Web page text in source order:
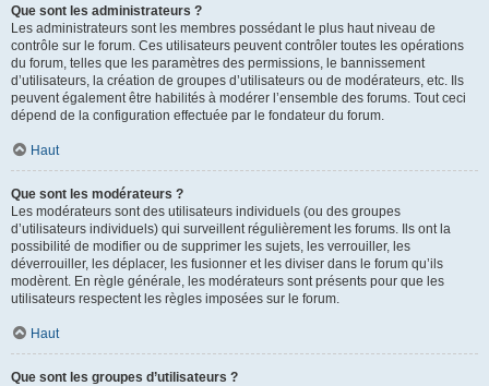
Que sont les administrateurs ?
Les administrateurs sont les membres possédant le plus haut niveau de
contrôle sur le forum. Ces utilisateurs peuvent contrôler toutes les opérations
du forum, telles que les paramètres des permissions, le bannissement
d’utilisateurs, la création de groupes d’utilisateurs ou de modérateurs, etc. Ils
peuvent également être habilités à modérer l’ensemble des forums. Tout ceci
dépend de la configuration effectuée par le fondateur du forum.
Haut
Que sont les modérateurs ?
Les modérateurs sont des utilisateurs individuels (ou des groupes
d’utilisateurs individuels) qui surveillent régulièrement les forums. Ils ont la
possibilité de modifier ou de supprimer les sujets, les verrouiller, les
déverrouiller, les déplacer, les fusionner et les diviser dans le forum qu’ils
modèrent. En règle générale, les modérateurs sont présents pour que les
utilisateurs respectent les règles imposées sur le forum.
Haut
Que sont les groupes d’utilisateurs ?